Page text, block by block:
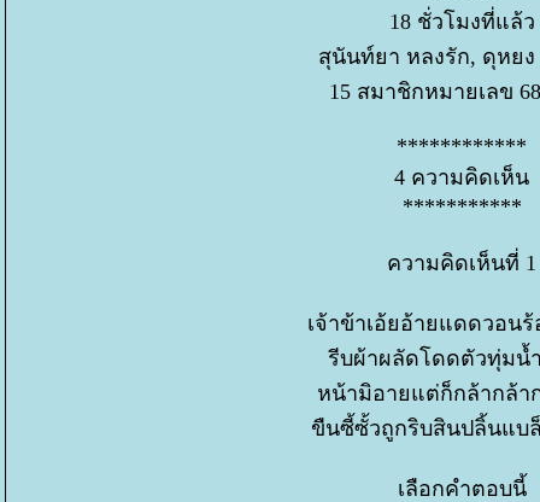
18 ชั่วโมงที่แล้ว
สุนันท์ยา หลงรัก, ดุหยง
15 สมาชิกหมายเลข
************
4 ความคิดเห็น
***********
ความคิดเห็นที่ 1
เจ้าข้าเอ้ยอ้ายแดดวอน
รีบผ้าผลัดโดดตัวทุ่มน้
หน้ามิอายแต่ก็กล้ากล้า
ขืนซี้ซั้วถูกริบสินปลิ้นแ
เลือกคำตอบนี้